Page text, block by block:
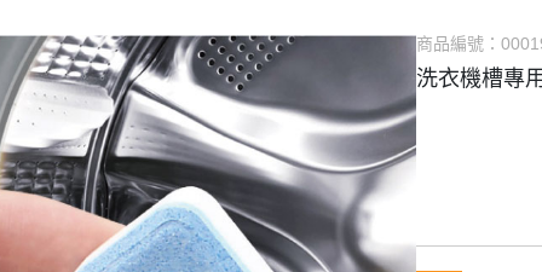
商品編號：
洗衣機槽專